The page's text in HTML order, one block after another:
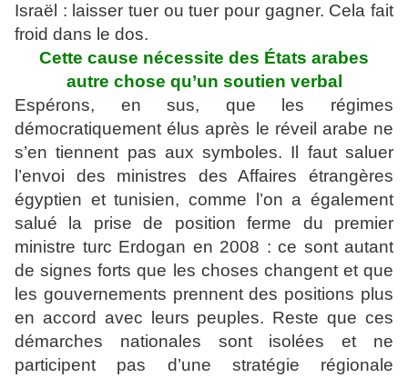
Israël : laisser tuer ou tuer pour gagner. Cela fait
froid dans le dos.
Cette cause nécessite des États arabes
autre chose qu’un soutien verbal
Espérons, en sus, que les régimes
démocratiquement élus après le réveil arabe ne
s’en tiennent pas aux symboles. Il faut saluer
l’envoi des ministres des Affaires étrangères
égyptien et tunisien, comme l’on a également
salué la prise de position ferme du premier
ministre turc Erdogan en 2008 : ce sont autant
de signes forts que les choses changent et que
les gouvernements prennent des positions plus
en accord avec leurs peuples. Reste que ces
démarches nationales sont isolées et ne
participent pas d’une stratégie régionale